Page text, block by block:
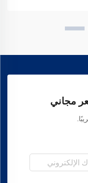
مجاني